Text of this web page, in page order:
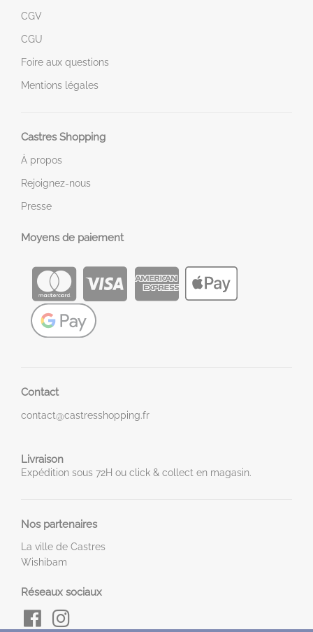
CGV
CGU
Foire aux questions
Mentions légales
Castres Shopping
À propos
Rejoignez-nous
Presse
Moyens de paiement
Contact
contact@castresshopping.fr
Livraison
Expédition sous 72H ou click & collect en magasin.
Nos partenaires
La ville de Castres
Wishibam
Réseaux sociaux